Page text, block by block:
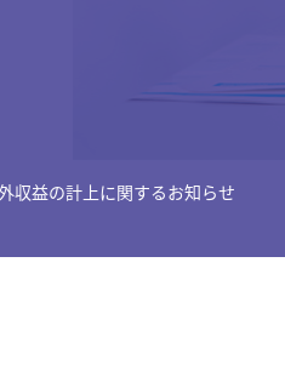
収益の計上に関するお知らせ